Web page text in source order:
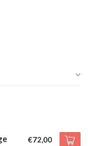
€72,00